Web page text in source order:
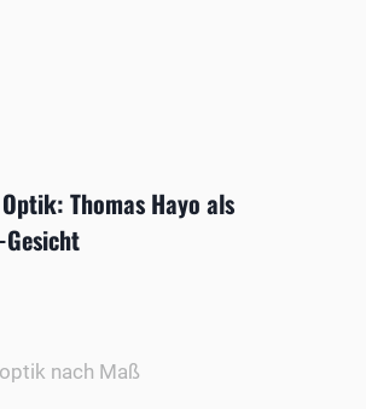
Thomas Hayo als